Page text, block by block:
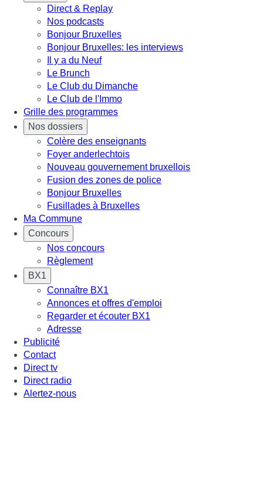
Direct & Replay
Nos podcasts
Bonjour Bruxelles
Bonjour Bruxelles: les interviews
Il y a du Neuf
Le Brunch
Le Club du Dimanche
Le Club de l'Immo
Grille des programmes
Nos dossiers
Colère des enseignants
Foyer anderlechtois
Nouveau gouvernement bruxellois
Fusion des zones de police
Bonjour Bruxelles
Fusillades à Bruxelles
Ma Commune
Concours
Nos concours
Règlement
BX1
Connaître BX1
Annonces et offres d'emploi
Regarder et écouter BX1
Adresse
Publicité
Contact
Direct tv
Direct radio
Alertez-nous